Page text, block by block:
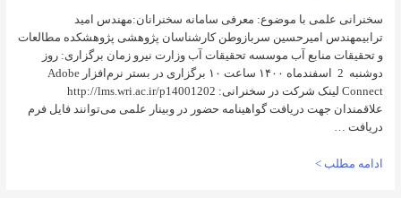
با موضوع: معرفی سامانه سخنرانان:مهندس امید
امیرحسین سربازوطن کارشناسان پژوهشی پژوهشکده مطالعات
آب موسسه تحقیقات آب وزارت نیرو زمان برگزاری: روز
دوشنبه 2 اسفندماه ۱۴۰۰ ساعت ۱۰ برگزاری در بستر نرم‌افزار Adobe
Connect لینک شرکت در سخنرانی: http://lms.wri.ac.ir/p14001202
دریافت گواهینامه حضور در وبینار علمی می‌توانند فایل فرم